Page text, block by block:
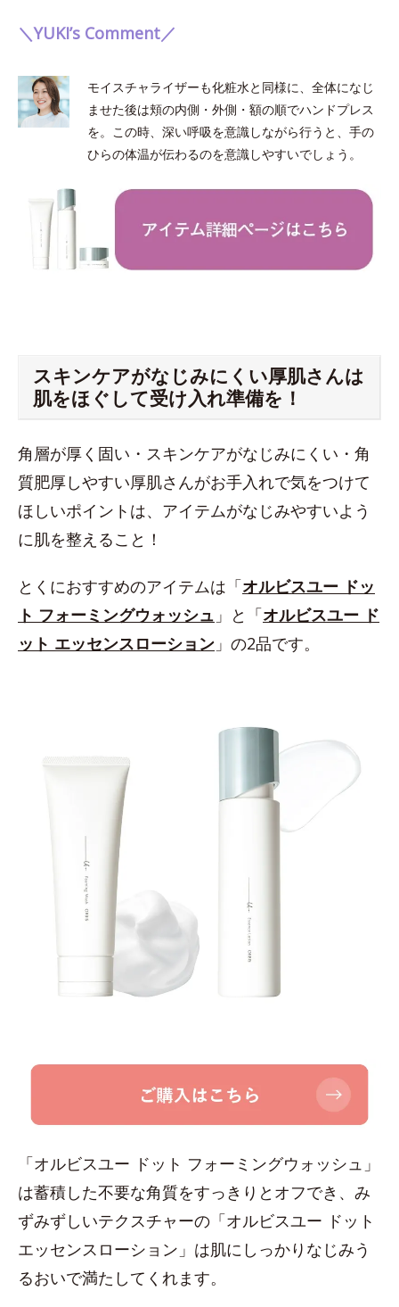
＼YUKI’s Comment／
モイスチャライザーも化粧水と同様に、全体になじ
ませた後は頬の内側・外側・額の順でハンドプレス
を。この時、深い呼吸を意識しながら行うと、手の
ひらの体温が伝わるのを意識しやすいでしょう。
スキンケアがなじみにくい厚肌さんは
肌をほぐして受け入れ準備を！
角層が厚く固い・スキンケアがなじみにくい・角
質肥厚しやすい厚肌さんがお手入れで気をつけて
ほしいポイントは、アイテムがなじみやすいよう
に肌を整えること！
とくにおすすめのアイテムは「オルビスユー ドッ
ト フォーミングウォッシュ 」と「オルビスユー ド
ット エッセンスローション 」の2品です。
「オルビスユー ドット フォーミングウォッシュ」
は蓄積した不要な角質をすっきりとオフでき、み
ずみずしいテクスチャーの「オルビスユー ドット
エッセンスローション」は肌にしっかりなじみう
るおいで満たしてくれます。